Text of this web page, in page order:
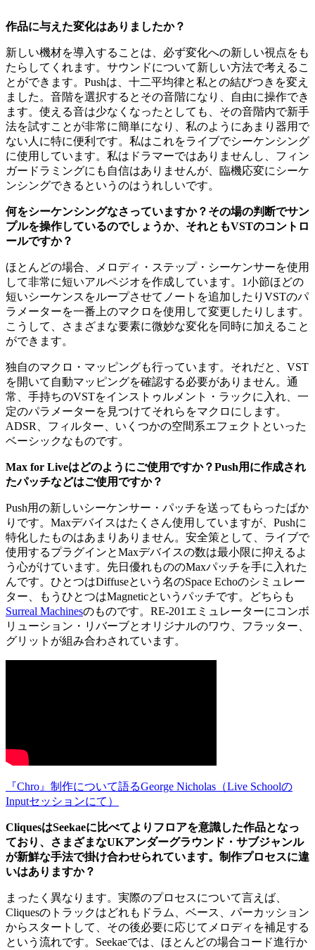
作品に与えた変化はありましたか？
新しい機材を導入することは、必ず変化への新しい視点をも
たらしてくれます。サウンドについて新しい方法で考えるこ
とができます。Pushは、十二平均律と私との結びつきを変え
ました。音階を選択するとその音階になり、自由に操作でき
ます。使える音は少なくなったとしても、その音階内で新手
法を試すことが非常に簡単になり、私のようにあまり器用で
ない人に特に便利です。私はこれをライブでシーケンシング
に使用しています。私はドラマーではありませんし、フィン
ガードラミングにも自信はありませんが、臨機応変にシーケ
ンシングできるというのはうれしいです。
何をシーケンシングなさっていますか？その場の判断でサン
プルを操作しているのでしょうか、それともVSTのコントロ
ールですか？
ほとんどの場合、メロディ・ステップ・シーケンサーを使用
して非常に短いアルペジオを作成しています。1小節ほどの
短いシーケンスをループさせてノートを追加したりVSTのパ
ラメーターを一番上のマクロを使用して変更したりします。
こうして、さまざまな要素に微妙な変化を同時に加えること
ができます。
独自のマクロ・マッピングも行っています。それだと、VST
を開いて自動マッピングを確認する必要がありません。通
常、手持ちのVSTをインストゥルメント・ラックに入れ、一
定のパラメーターを見つけてそれらをマクロにします。
ADSR、フィルター、いくつかの空間系エフェクトといった
ベーシックなものです。
Max for Liveはどのようにご使用ですか？Push用に作成され
たパッチなどはご使用ですか？
Push用の新しいシーケンサー・パッチを送ってもらったばか
りです。Maxデバイスはたくさん使用していますが、Pushに
特化したものはあまりありません。安全策として、ライブで
使用するプラグインとMaxデバイスの数は最小限に抑えるよ
う心がけています。先日優れもののMaxパッチを手に入れた
んです。ひとつはDiffuseという名のSpace Echoのシミュレー
ター、もうひとつはMagneticというパッチです。どちらも
Surreal Machinesのものです。RE-201エミュレーターにコンボ
リューション・リバーブとオリジナルのワウ、フラッター、
グリットが組み合わされています。
『Chro』制作について語るGeorge Nicholas（Live Schoolの
Inputセッションにて）
CliquesはSeekaeに比べてよりフロアを意識した作品となっ
ており、さまざまなUKアンダーグラウンド・サブジャンル
が新鮮な手法で掛け合わせられています。制作プロセスに違
いはありますか？
まったく異なります。実際のプロセスについて言えば、
Cliquesのトラックはどれもドラム、ベース、パーカッション
からスタートして、その後必要に応じてメロディを補足する
という流れです。Seekaeでは、ほとんどの場合コード進行か